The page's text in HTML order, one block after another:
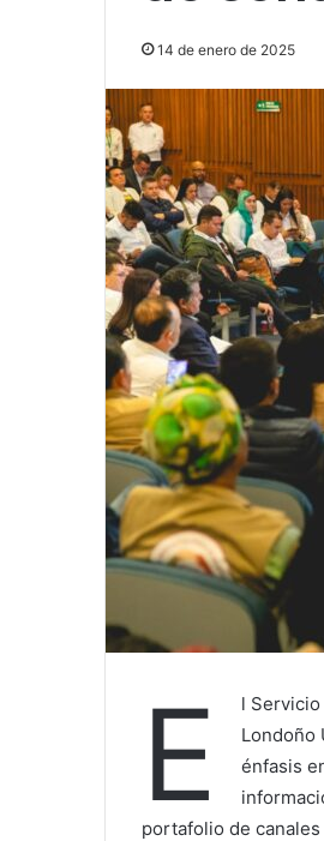
14 de enero de 2025
E
l
Londoño
énfasis
portafolio de